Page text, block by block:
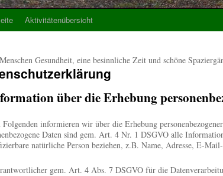
Aktivitätenübersicht
Gesundheit, eine besinnliche Zeit und schöne
über die Erhebung
informieren wir über die Erhebung
Daten sind gem. Art. 4 Nr. 1 DSGVO alle
natürliche Person beziehen, z.B. Name, Adresse, E-
gem. Art. 4 Abs. 7 DSGVO für die